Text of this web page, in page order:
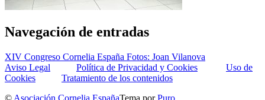
Navegación de entradas
XIV Congreso Cornelia España Fotos: Joan Vilanova
Aviso Legal
Política de Privacidad y Cookies
Uso de
Cookies
Tratamiento de los contenidos
© Asociación Cornelia EspañaTema porPuro